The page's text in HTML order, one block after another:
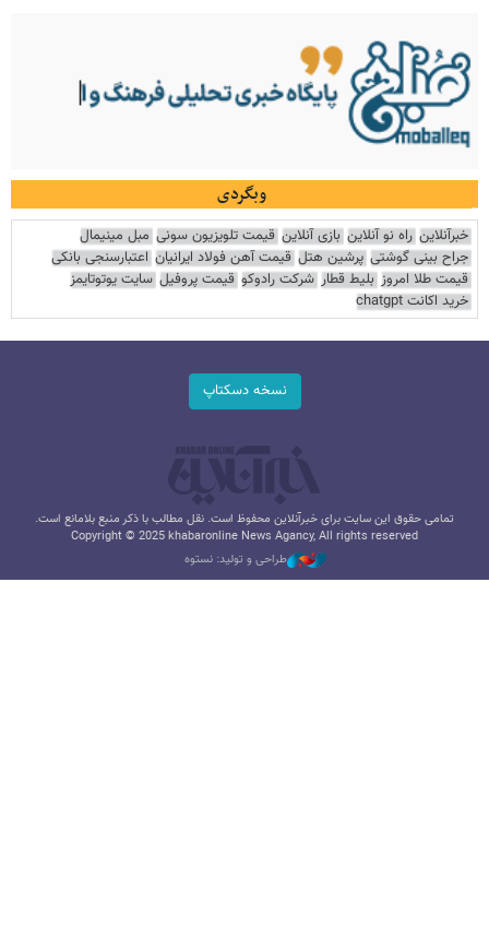
وبگردی
خبرآنلاین راه نو آنلاین بازی آنلاین قیمت تلویزیون سونی مبل مینیمال
جراح بینی گوشتی پرشین هتل قیمت آهن فولاد ایرانیان اعتبارسنجی بانکی
قیمت طلا امروز بلیط قطار شرکت رادوکو قیمت پروفیل سایت یوتوتایمز
خرید اکانت chatgpt
نسخه دسکتاپ
تمامی حقوق این سایت برای خبرآنلاین محفوظ است. نقل مطالب با ذکر منبع بلامانع است.
Copyright © 2025 khabaronline News Agancy, All rights reserved
طراحی و تولید: نستوه